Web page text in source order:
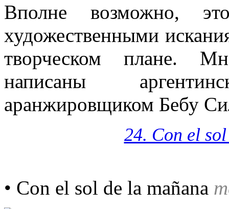
Вполне возможно,
художественными
творческом плане.
написаны
аранжировщиком Бебу
24. Con el
• Con el sol de la mañana